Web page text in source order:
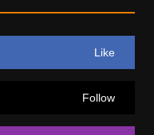
Like
Follow